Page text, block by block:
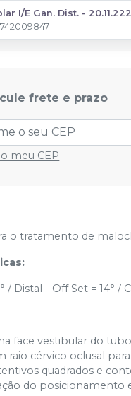
I/E Gan. Dist. - 20.11.222
frete e prazo
meu CEP
o tratamento de
/ Distal - Off Set = 14° /
face vestibular do
raio cérvico oclusal
quadrados e
do posicionamento